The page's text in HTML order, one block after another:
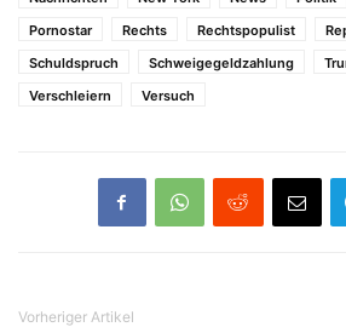
Pornostar
Rechts Rechtspopulist
Schuldspruch
Schweigegeldzahlung
Verschleiern
Versuch
Vorheriger Artikel